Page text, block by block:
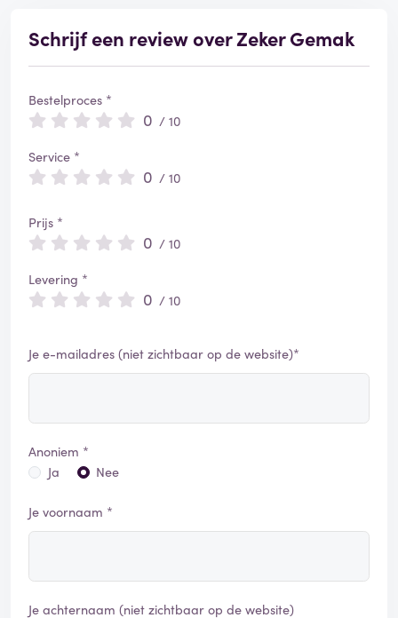
Schrijf een review over Zeker Gemak
Bestelproces *
0 / 10
Service *
0 / 10
Prijs *
0 / 10
Levering *
0 / 10
Je e-mailadres (niet zichtbaar op de website)*
Anoniem *
Ja
Nee
Je voornaam *
Je achternaam (niet zichtbaar op de website)